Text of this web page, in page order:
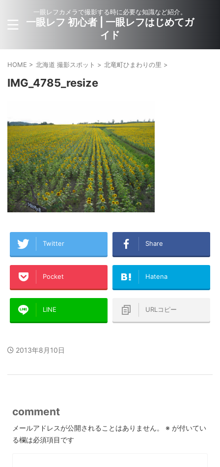
一眼レフカメラで撮影する時に必要な知識など紹介。
一眼レフ 初心者 | 一眼レフはじめてガ
イド
HOME > 北海道 撮影スポット > 北竜町ひまわりの里 >
IMG_4785_resize
Twitter Share
Pocket Hatena
LINE URLコピー
2013年8月10日
comment
メールアドレスが公開されることはありません。 ※ が付いてい
る欄は必須項目です